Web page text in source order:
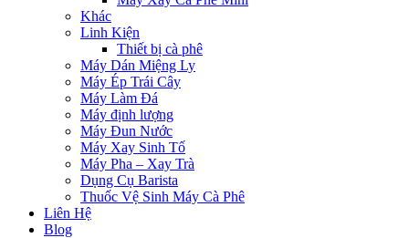
Khác
Linh Kiện
Thiết bị cà phê
Máy Dán Miệng Ly
Máy Ép Trái Cây
Máy Làm Đá
Máy định lượng
Máy Đun Nước
Máy Xay Sinh Tố
Máy Pha – Xay Trà
Dụng Cụ Barista
Thuốc Vệ Sinh Máy Cà Phê
Liên Hệ
Blog